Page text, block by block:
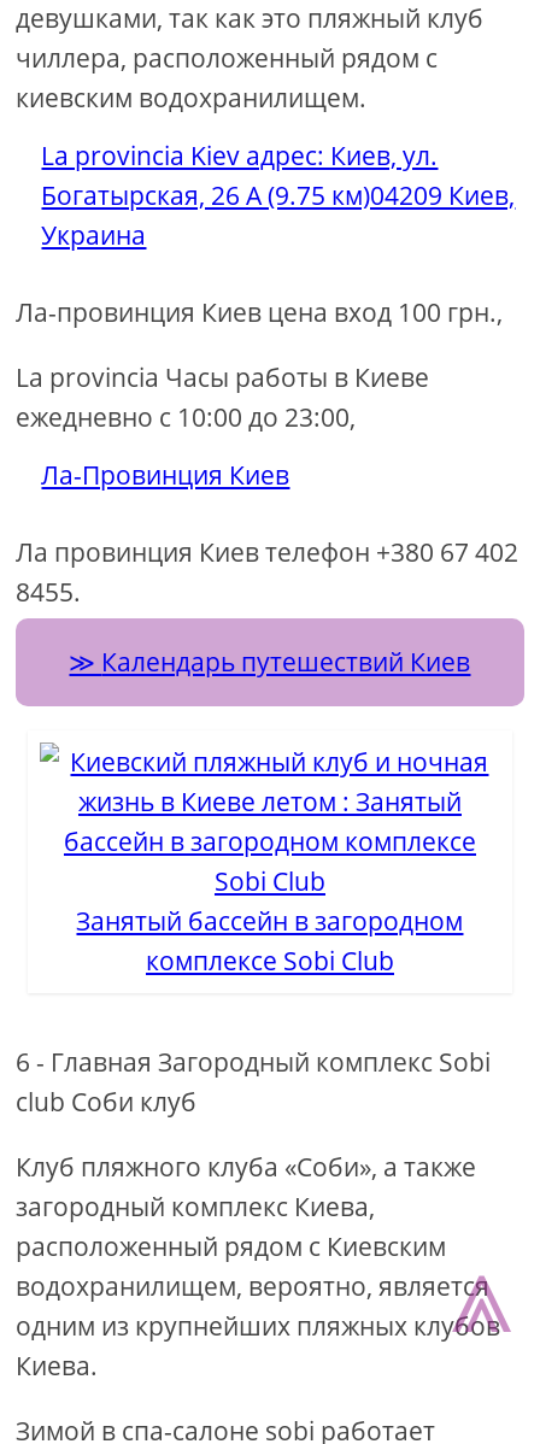
девушками, так как это пляжный клуб
чиллера, расположенный рядом с
киевским водохранилищем.
La provincia Kiev адрес: Киев, ул.
Богатырская, 26 А (9.75 км)04209 Киев,
Украина
Ла-провинция Киев цена вход 100 грн.,
La provincia Часы работы в Киеве
ежедневно с 10:00 до 23:00,
Ла-Провинция Киев
Ла провинция Киев телефон +380 67 402
8455.
Календарь путешествий Киев
Занятый бассейн в загородном
комплексе Sobi Club
6 - Главная Загородный комплекс Sobi
club Соби клуб
Клуб пляжного клуба «Соби», а также
загородный комплекс Киева,
расположенный рядом с Киевским
водохранилищем, вероятно, является
одним из крупнейших пляжных клубов
Киева.
Зимой в спа-салоне sobi работает
⩓